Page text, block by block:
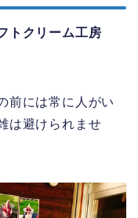
トクリーム工房
前には常に人がい
は避けられませ